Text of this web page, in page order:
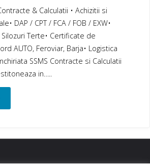
& Calculatii • Achizitii si
DAP / CPT / FCA / FOB / EXW•
Terte• Certificate de
AUTO, Feroviar, Barja• Logistica
SSMS Contracte si Calculatii
in…..